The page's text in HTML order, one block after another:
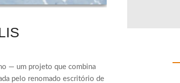
— um projeto que combina
pelo renomado escritório de